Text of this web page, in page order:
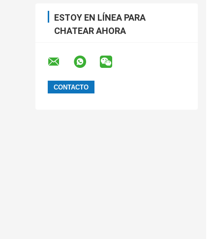
ESTOY EN LÍNEA PARA
CHATEAR AHORA